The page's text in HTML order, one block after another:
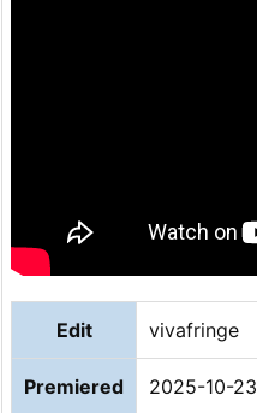
Edit vivafringe
Premiered 2025-10-23